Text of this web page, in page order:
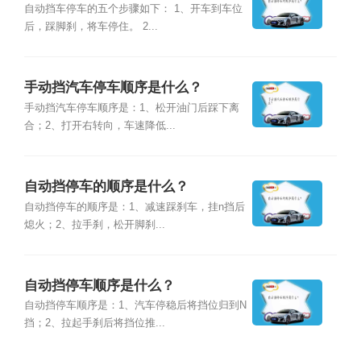
自动挡车停车的五个步骤如下： 1、开车到车位
后，踩脚刹，将车停住。 2...
手动挡汽车停车顺序是什么？
手动挡汽车停车顺序是：1、松开油门后踩下离
合；2、打开右转向，车速降低...
自动挡停车的顺序是什么？
自动挡停车的顺序是：1、减速踩刹车，挂n挡后
熄火；2、拉手刹，松开脚刹...
自动挡停车顺序是什么？
自动挡停车顺序是：1、汽车停稳后将挡位归到N
挡；2、拉起手刹后将挡位推...